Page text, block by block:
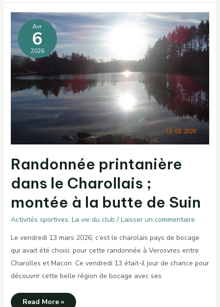
(58)
Avr
6
2026
Randonnée printanière
dans le Charollais ;
montée à la butte de Suin
Activités sportives, La vie du club / Laisser un commentaire
Le vendredi 13 mars 2026, c’est le charolais pays de bocage
qui avait été choisi, pour cette randonnée à Verosvres entre
Charolles et Macon. Ce vendredi 13 était-il jour de chance pour
découvrir cette belle région de bocage avec ses
Randonnée
Read More »